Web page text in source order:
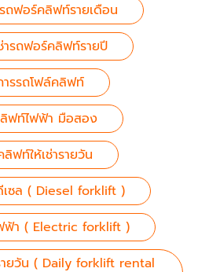
รถฟอร์คลิฟท์รายเดือน
ารถฟอร์คลิฟท์รายปี
ารรถโฟล์คลิฟท์
ฟท์ไฟฟ้า มือสอง
ฟท์ให้เช่ารายวัน
ซล ( Diesel forklift )
ฟ้า ( Electric forklift )
ายวัน ( Daily forklift rental